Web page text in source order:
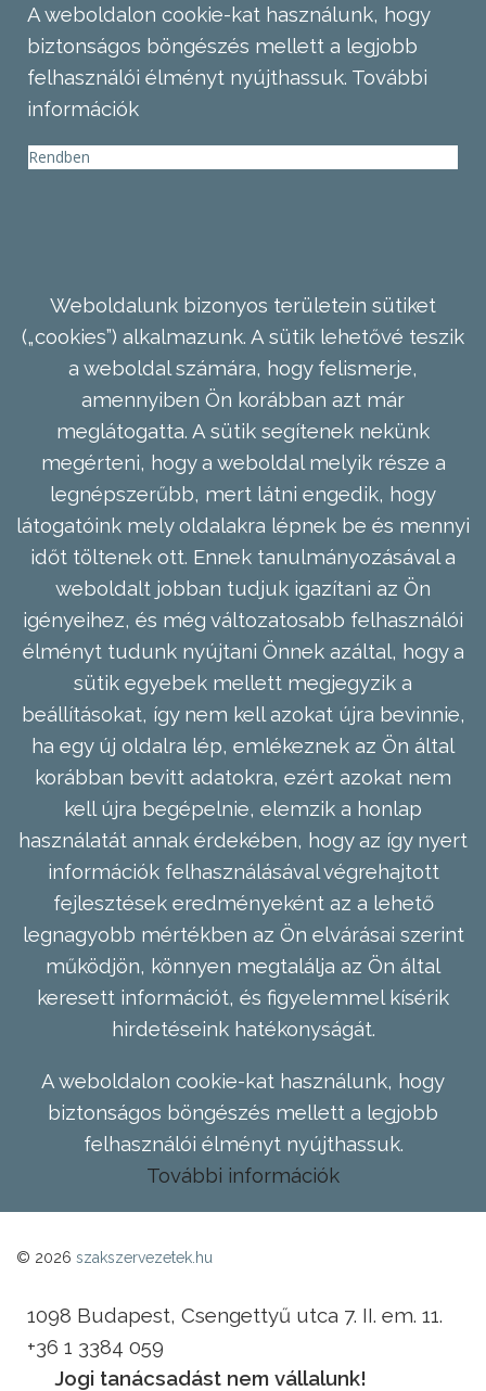
A weboldalon cookie-kat használunk, hogy
biztonságos böngészés mellett a legjobb
felhasználói élményt nyújthassuk. További
információk
Rendben
Weboldalunk bizonyos területein sütiket
(„cookies”) alkalmazunk. A sütik lehetővé teszik
a weboldal számára, hogy felismerje,
amennyiben Ön korábban azt már
meglátogatta. A sütik segítenek nekünk
megérteni, hogy a weboldal melyik része a
legnépszerűbb, mert látni engedik, hogy
látogatóink mely oldalakra lépnek be és mennyi
időt töltenek ott. Ennek tanulmányozásával a
weboldalt jobban tudjuk igazítani az Ön
igényeihez, és még változatosabb felhasználói
élményt tudunk nyújtani Önnek azáltal, hogy a
sütik egyebek mellett megjegyzik a
beállításokat, így nem kell azokat újra bevinnie,
ha egy új oldalra lép, emlékeznek az Ön által
korábban bevitt adatokra, ezért azokat nem
kell újra begépelnie, elemzik a honlap
használatát annak érdekében, hogy az így nyert
információk felhasználásával végrehajtott
fejlesztések eredményeként az a lehető
legnagyobb mértékben az Ön elvárásai szerint
működjön, könnyen megtalálja az Ön által
keresett információt, és figyelemmel kísérik
hirdetéseink hatékonyságát.
A weboldalon cookie-kat használunk, hogy
biztonságos böngészés mellett a legjobb
felhasználói élményt nyújthassuk.
További információk
© 2026 szakszervezetek.hu
1098 Budapest, Csengettyű utca 7. II. em. 11.
+36 1 3384 059
Jogi tanácsadást nem vállalunk!